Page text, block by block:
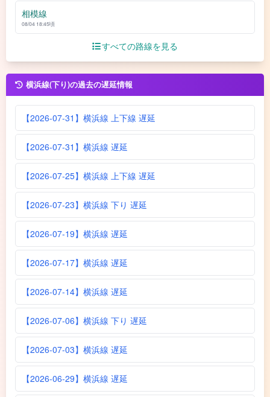
相模線
08/04 18:45頃
すべての路線を見る
横浜線(下り)の過去の遅延情報
【2026-07-31】横浜線 上下線 遅延
【2026-07-31】横浜線 遅延
【2026-07-25】横浜線 上下線 遅延
【2026-07-23】横浜線 下り 遅延
【2026-07-19】横浜線 遅延
【2026-07-17】横浜線 遅延
【2026-07-14】横浜線 遅延
【2026-07-06】横浜線 下り 遅延
【2026-07-03】横浜線 遅延
【2026-06-29】横浜線 遅延